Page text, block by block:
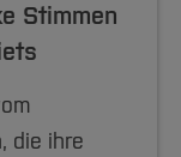
Stimmen
die ihre